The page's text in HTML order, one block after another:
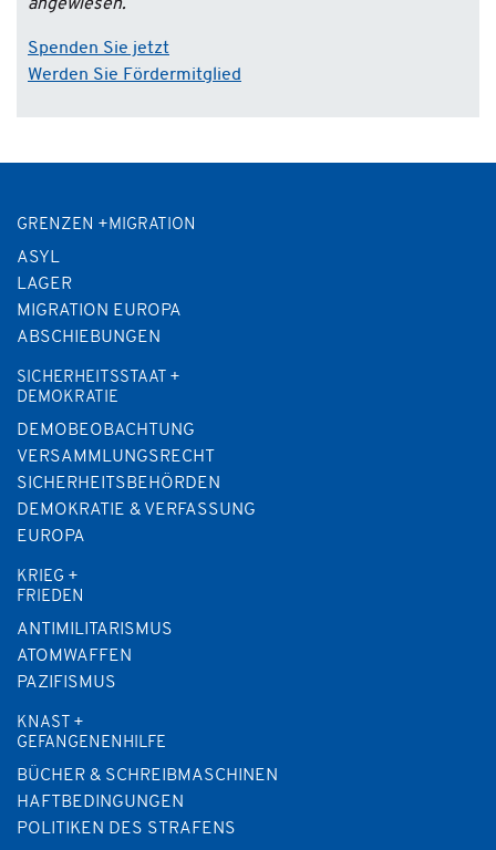
angewiesen.
Spenden Sie jetzt
Werden Sie Fördermitglied
GRENZEN +MIGRATION
ASYL
LAGER
MIGRATION EUROPA
ABSCHIEBUNGEN
SICHERHEITSSTAAT +
DEMOKRATIE
DEMOBEOBACHTUNG
VERSAMMLUNGSRECHT
SICHERHEITSBEHÖRDEN
DEMOKRATIE & VERFASSUNG
EUROPA
KRIEG +
FRIEDEN
ANTIMILITARISMUS
ATOMWAFFEN
PAZIFISMUS
KNAST +
GEFANGENENHILFE
BÜCHER & SCHREIBMASCHINEN
HAFTBEDINGUNGEN
POLITIKEN DES STRAFENS